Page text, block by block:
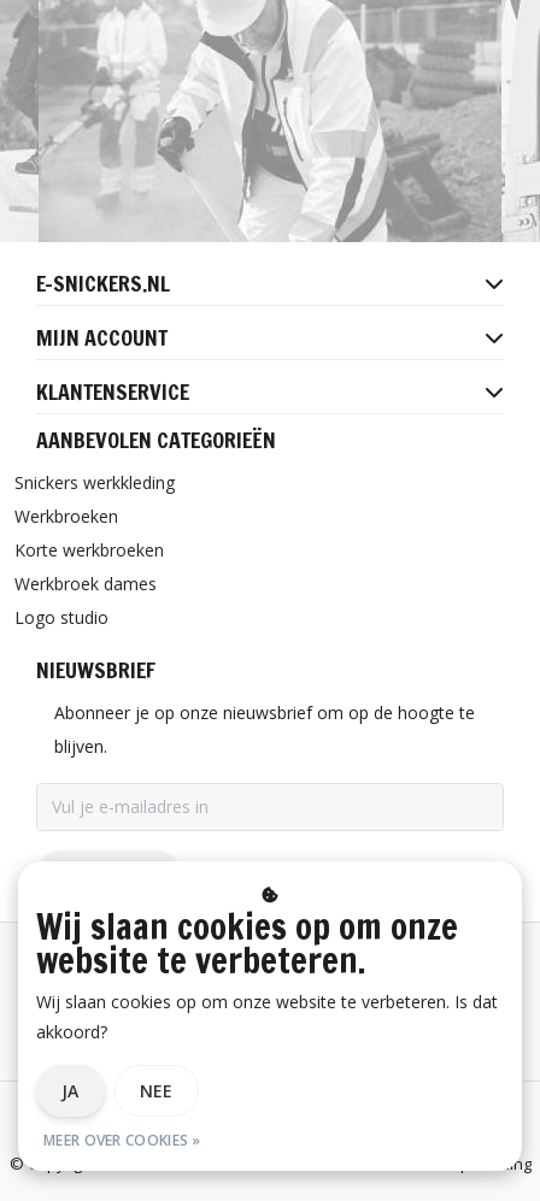
E-SNICKERS.NL
MIJN ACCOUNT
KLANTENSERVICE
AANBEVOLEN CATEGORIEËN
Snickers werkkleding
Werkbroeken
Korte werkbroeken
Werkbroek dames
Logo studio
NIEUWSBRIEF
Abonneer je op onze nieuwsbrief om op de hoogte te
blijven.
Betaalinformatie
Algemene voorwaarden
© Copyright 2026 E-Snickers.nl - onderdeel van Uniwork Beroepskleding
Wij slaan cookies op om onze
website te verbeteren.
Wij slaan cookies op om onze website te verbeteren. Is dat
akkoord?
JA NEE
MEER OVER COOKIES »